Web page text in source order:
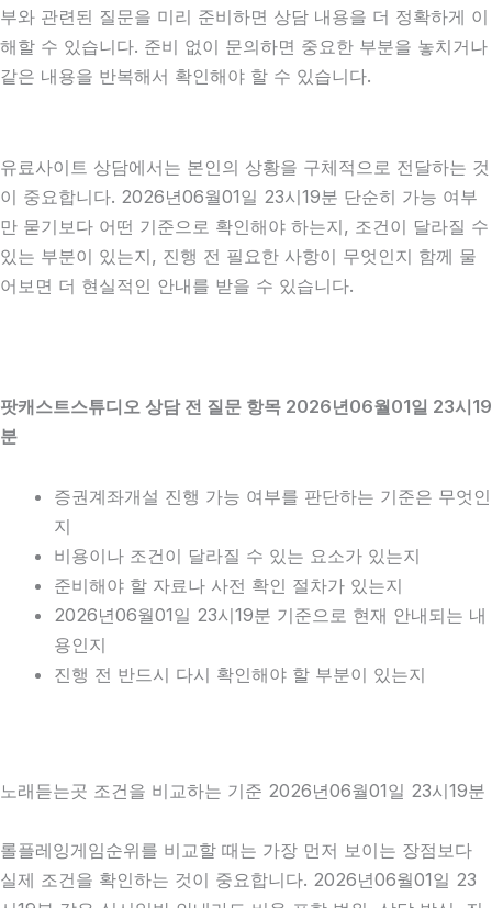
부와 관련된 질문을 미리 준비하면 상담 내용을 더 정확하게 이
해할 수 있습니다. 준비 없이 문의하면 중요한 부분을 놓치거나
같은 내용을 반복해서 확인해야 할 수 있습니다.
유료사이트 상담에서는 본인의 상황을 구체적으로 전달하는 것
이 중요합니다. 2026년06월01일 23시19분 단순히 가능 여부
만 묻기보다 어떤 기준으로 확인해야 하는지, 조건이 달라질 수
있는 부분이 있는지, 진행 전 필요한 사항이 무엇인지 함께 물
어보면 더 현실적인 안내를 받을 수 있습니다.
팟캐스트스튜디오 상담 전 질문 항목 2026년06월01일 23시19
분
증권계좌개설 진행 가능 여부를 판단하는 기준은 무엇인
지
비용이나 조건이 달라질 수 있는 요소가 있는지
준비해야 할 자료나 사전 확인 절차가 있는지
2026년06월01일 23시19분 기준으로 현재 안내되는 내
용인지
진행 전 반드시 다시 확인해야 할 부분이 있는지
노래듣는곳 조건을 비교하는 기준 2026년06월01일 23시19분
롤플레잉게임순위를 비교할 때는 가장 먼저 보이는 장점보다
실제 조건을 확인하는 것이 중요합니다. 2026년06월01일 23